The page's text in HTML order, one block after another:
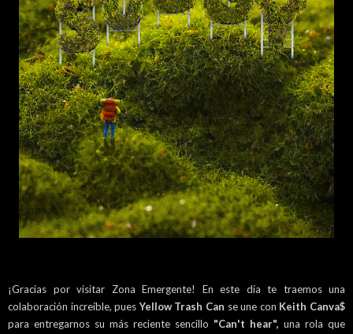
¡Gracias por visitar Zona Emergente! En este día te traemos una
colaboración increíble, puesYellow Trash Can se une con Keith Canva$
para entregarnos su más reciente sencillo "Can't hear", una rola que